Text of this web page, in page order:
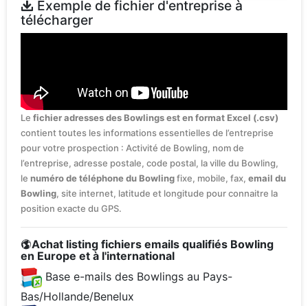
Exemple de fichier d'entreprise à
télécharger
Le fichier adresses des Bowlings est en format Excel (.csv)
contient toutes les informations essentielles de l’entreprise
pour votre prospection : Activité de Bowling, nom de
l’entreprise, adresse postale, code postal, la ville du Bowling,
le numéro de téléphone du Bowlingfixe, mobile, fax, email du
Bowling, site internet, latitude et longitude pour connaitre la
position exacte du GPS.
Achat listing fichiers emails qualifiés Bowling
en Europe et à l'international
Base e-mails des Bowlings au Pays-
Bas/Hollande/Benelux